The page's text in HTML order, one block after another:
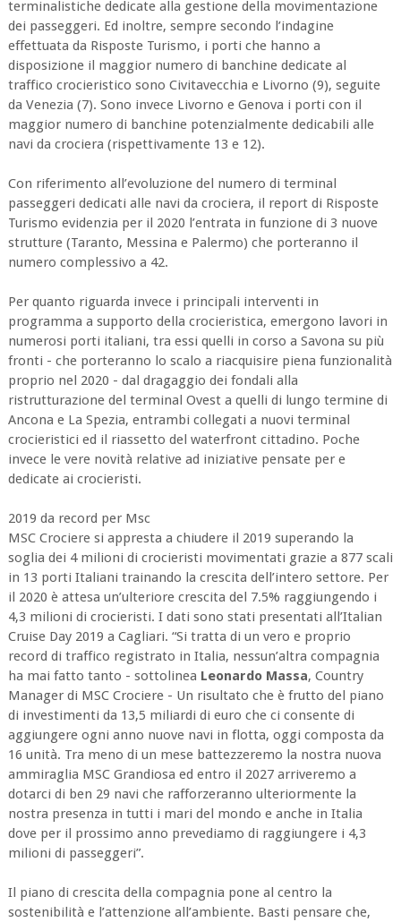
terminalistiche dedicate alla gestione della movimentazione
dei passeggeri. Ed inoltre, sempre secondo l’indagine
effettuata da Risposte Turismo, i porti che hanno a
disposizione il maggior numero di banchine dedicate al
traffico crocieristico sono Civitavecchia e Livorno (9), seguite
da Venezia (7). Sono invece Livorno e Genova i porti con il
maggior numero di banchine potenzialmente dedicabili alle
navi da crociera (rispettivamente 13 e 12).
Con riferimento all’evoluzione del numero di terminal
passeggeri dedicati alle navi da crociera, il report di Risposte
Turismo evidenzia per il 2020 l’entrata in funzione di 3 nuove
strutture (Taranto, Messina e Palermo) che porteranno il
numero complessivo a 42.
Per quanto riguarda invece i principali interventi in
programma a supporto della crocieristica, emergono lavori in
numerosi porti italiani, tra essi quelli in corso a Savona su più
fronti - che porteranno lo scalo a riacquisire piena funzionalità
proprio nel 2020 - dal dragaggio dei fondali alla
ristrutturazione del terminal Ovest a quelli di lungo termine di
Ancona e La Spezia, entrambi collegati a nuovi terminal
crocieristici ed il riassetto del waterfront cittadino. Poche
invece le vere novità relative ad iniziative pensate per e
dedicate ai crocieristi.
2019 da record per Msc
MSC Crociere si appresta a chiudere il 2019 superando la
soglia dei 4 milioni di crocieristi movimentati grazie a 877 scali
in 13 porti Italiani trainando la crescita dell’intero settore. Per
il 2020 è attesa un’ulteriore crescita del 7.5% raggiungendo i
4,3 milioni di crocieristi. I dati sono stati presentati all’Italian
Cruise Day 2019 a Cagliari. “Si tratta di un vero e proprio
record di traffico registrato in Italia, nessun’altra compagnia
ha mai fatto tanto - sottolinea Leonardo Massa, Country
Manager di MSC Crociere - Un risultato che è frutto del piano
di investimenti da 13,5 miliardi di euro che ci consente di
aggiungere ogni anno nuove navi in flotta, oggi composta da
16 unità. Tra meno di un mese battezzeremo la nostra nuova
ammiraglia MSC Grandiosa ed entro il 2027 arriveremo a
dotarci di ben 29 navi che rafforzeranno ulteriormente la
nostra presenza in tutti i mari del mondo e anche in Italia
dove per il prossimo anno prevediamo di raggiungere i 4,3
milioni di passeggeri”.
Il piano di crescita della compagnia pone al centro la
sostenibilità e l’attenzione all’ambiente. Basti pensare che,